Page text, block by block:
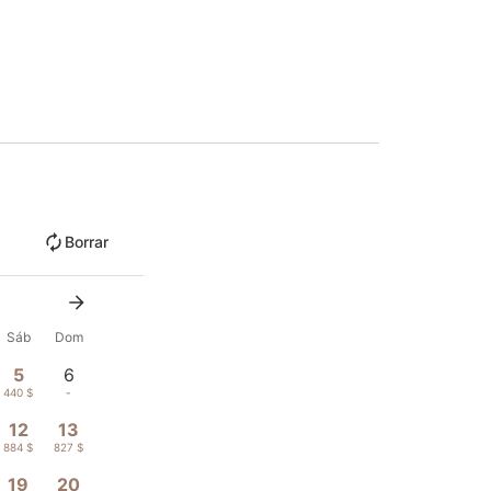
Borrar
Sáb Dom
5
440 $
6
-
12
884 $
13
827 $
19 20